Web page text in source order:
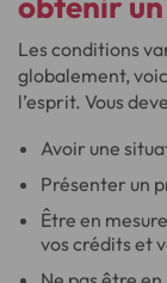
Les conditions
globalement,
l’esprit. Vous
Avoir une
Présenter un
Être en
vos crédits et